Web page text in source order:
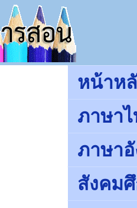
หน้าห
ภาษา
ภาษา
สังคม